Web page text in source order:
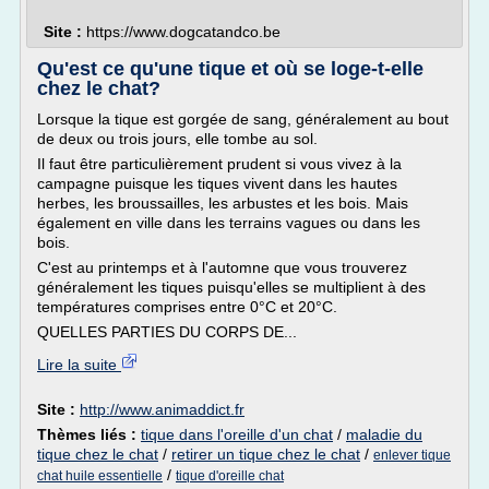
Site : https://www.dogcatandco.be
Qu'est ce qu'une tique et où se loge-t-elle
chez le chat?
Lorsque la tique est gorgée de sang, généralement au bout
de deux ou trois jours, elle tombe au sol.
Il faut être particulièrement prudent si vous vivez à la
campagne puisque les tiques vivent dans les hautes
herbes, les broussailles, les arbustes et les bois. Mais
également en ville dans les terrains vagues ou dans les
bois.
C'est au printemps et à l'automne que vous trouverez
généralement les tiques puisqu'elles se multiplient à des
températures comprises entre 0°C et 20°C.
QUELLES PARTIES DU CORPS DE...
Lire la suite
Site : http://www.animaddict.fr
Thèmes liés : tique dans l'oreille d'un chat / maladie du
tique chez le chat / retirer un tique chez le chat / enlever tique
chat huile essentielle / tique d'oreille chat